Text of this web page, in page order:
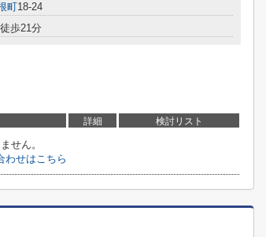
町18-24
歩21分
詳細 検討リスト
せん。
わせはこちら